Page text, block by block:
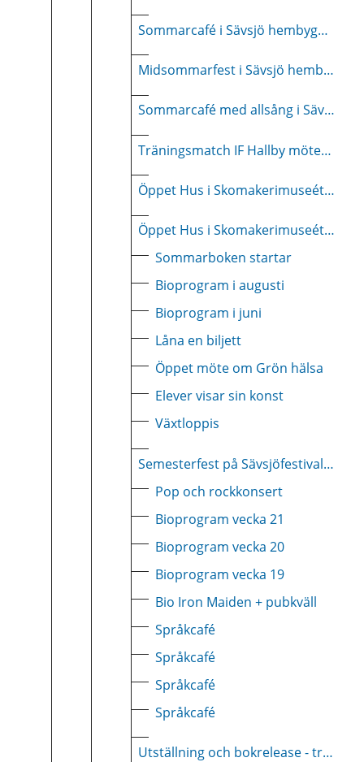
Sommarcafé i Sävsjö hembygdspark
Midsommarfest i Sävsjö hembygdspark
Sommarcafé med allsång i Sävsjö Hembygdsparken
Träningsmatch IF Hallby möter AMO HK
Öppet Hus i Skomakerimuseét, Statarstugan och Brandmuseét
Öppet Hus i Skomakerimuseét, Statarstugan och Brandmuseét
Sommarboken startar
Bioprogram i augusti
Bioprogram i juni
Låna en biljett
Öppet möte om Grön hälsa
Elever visar sin konst
Växtloppis
Semesterfest på Sävsjöfestivalen
Pop och rockkonsert
Bioprogram vecka 21
Bioprogram vecka 20
Bioprogram vecka 19
Bio Iron Maiden + pubkväll
Språkcafé
Språkcafé
Språkcafé
Språkcafé
Utställning och bokrelease - trädgårdsmöbler från Grythyttan